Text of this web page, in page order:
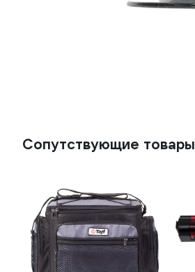
Сопутствующие товары